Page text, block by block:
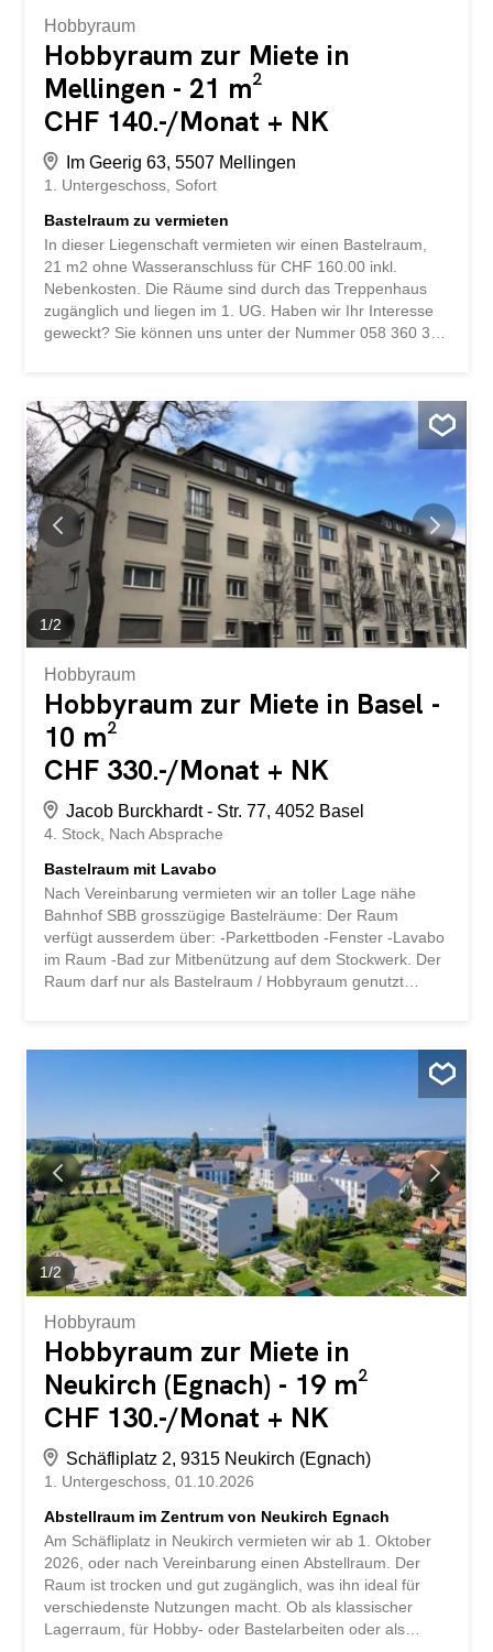
Hobbyraum
Hobbyraum zur Miete in
Mellingen - 21 m²
CHF 140.-/Monat + NK
Im Geerig 63, 5507 Mellingen
1. Untergeschoss Sofort
Bastelraum zu vermieten
In dieser Liegenschaft vermieten wir einen Bastelraum,
21 m2 ohne Wasseranschluss für CHF 160.00 inkl.
Nebenkosten. Die Räume sind durch das Treppenhaus
zugänglich und liegen im 1. UG. Haben wir Ihr Interesse
geweckt? Sie können uns unter der Nummer 058 360 39
1/2
Hobbyraum
Hobbyraum zur Miete in Basel -
10 m²
CHF 330.-/Monat + NK
Jacob Burckhardt - Str. 77, 4052 Basel
4. Stock Nach Absprache
Bastelraum mit Lavabo
Nach Vereinbarung vermieten wir an toller Lage nähe
Bahnhof SBB grosszügige Bastelräume: Der Raum
verfügt ausserdem über: -Parkettboden -Fenster -Lavabo
im Raum -Bad zur Mitbenützung auf dem Stockwerk. Der
Raum darf nur als Bastelraum / Hobbyraum genutzt
storabble ist eine Vergleichsplattform für Lagerräume. Wir
Ihnen melden können. storabble selbst ist nicht die
Eigentümerin des ausgeschriebenen Lagerraums. Dieses
Objekt sowie ca. 10'000 weitere freie Lagerräume finden
Sie auch direkt auf storabble.com
1/2
Hobbyraum
Hobbyraum zur Miete in
Neukirch (Egnach) - 19 m²
CHF 130.-/Monat + NK
Schäfliplatz 2, 9315 Neukirch (Egnach)
1. Untergeschoss 01.10.2026
Abstellraum im Zentrum von Neukirch Egnach
Am Schäfliplatz in Neukirch vermieten wir ab 1. Oktober
2026, oder nach Vereinbarung einen Abstellraum. Der
Raum ist trocken und gut zugänglich, was ihn ideal für
verschiedenste Nutzungen macht. Ob als klassischer
Lagerraum, für Hobby- oder Bastelarbeiten oder als